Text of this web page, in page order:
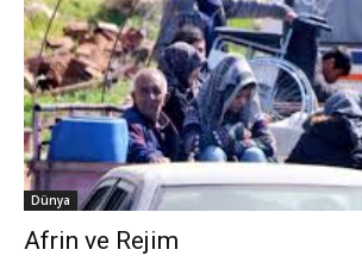
Dünya
Afrin ve Rejim